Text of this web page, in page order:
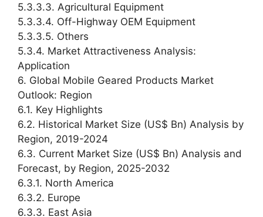
5.3.3.3. Agricultural Equipment
5.3.3.4. Off-Highway OEM Equipment
5.3.3.5. Others
5.3.4. Market Attractiveness Analysis:
Application
6. Global Mobile Geared Products Market
Outlook: Region
6.1. Key Highlights
6.2. Historical Market Size (US$ Bn) Analysis by
Region, 2019-2024
6.3. Current Market Size (US$ Bn) Analysis and
Forecast, by Region, 2025-2032
6.3.1. North America
6.3.2. Europe
6.3.3. East Asia